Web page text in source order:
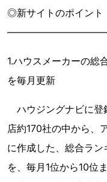
◎新サイトのポイント
1.ハウスメーカーの総
を毎月更新
ハウジングナビに登
店約170社の中から、
に作成した、総合ラ
を、毎月1位から10位